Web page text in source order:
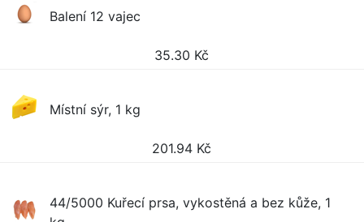
Balení 12 vajec
35.30 Kč
Místní sýr, 1 kg
201.94 Kč
44/5000 Kuřecí prsa, vykostěná a bez kůže, 1